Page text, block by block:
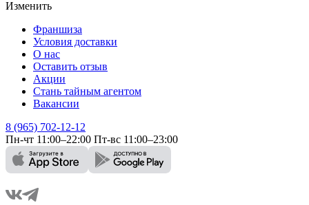
Изменить
Франшиза
Условия доставки
О нас
Оставить отзыв
Акции
Стань тайным агентом
Вакансии
8 (965) 702-12-12
Пн-чт 11:00–22:00 Пт-вс 11:00–23:00